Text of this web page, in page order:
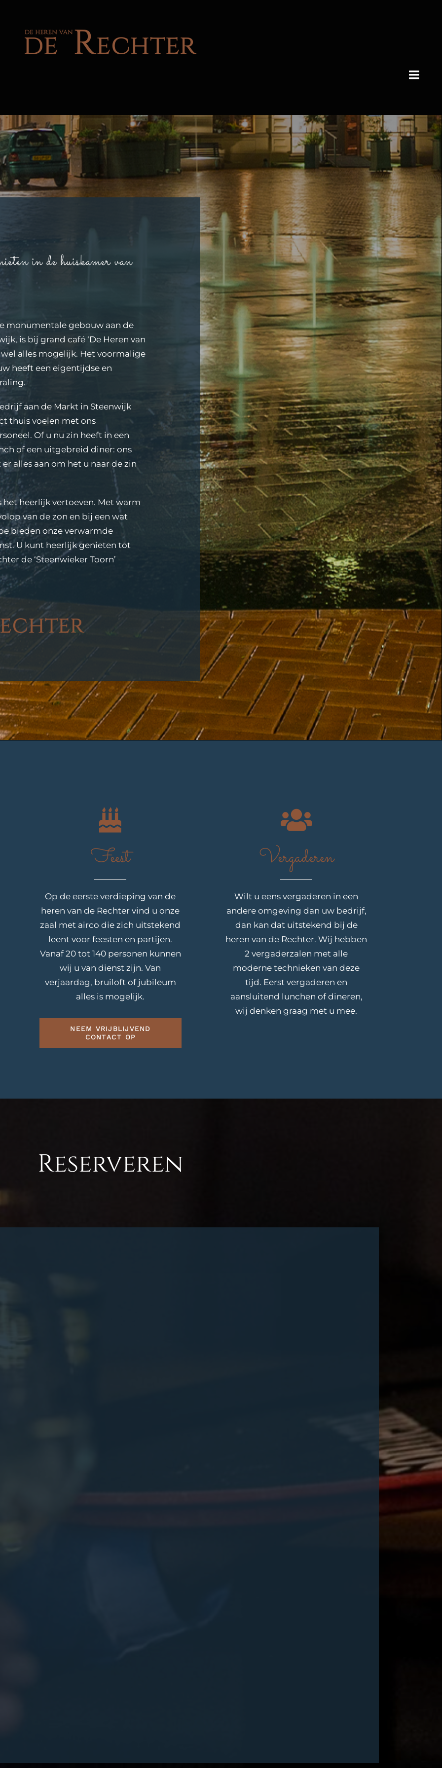
in de huiskamer van
monumentale gebouw aan de
is bij grand café ‘De Heren van
alles mogelijk. Het voormalige
heeft een eigentijdse en
aan de Markt in Steenwijk
thuis voelen met ons
Of u nu zin heeft in een
of een uitgebreid diner: ons
alles aan om het u naar de zin
het heerlijk vertoeven. Met warm
van de zon en bij een wat
bieden onze verwarmde
U kunt heerlijk genieten tot
de ‘Steenwieker Toorn’
Feest
Op de eerste verdieping van de
heren van de Rechter vind u onze
zaal met airco die zich uitstekend
leent voor feesten en partijen.
Vanaf 20 tot 140 personen kunnen
wij u van dienst zijn. Van
verjaardag, bruiloft of jubileum
alles is mogelijk.
NEEM VRIJBLIJVEND
CONTACT OP
Vergaderen
Wilt u eens vergaderen in een
andere omgeving dan uw bedrijf,
dan kan dat uitstekend bij de
heren van de Rechter. Wij hebben
2 vergaderzalen met alle
moderne technieken van deze
tijd. Eerst vergaderen en
aansluitend lunchen of dineren,
wij denken graag met u mee.
Reserveren